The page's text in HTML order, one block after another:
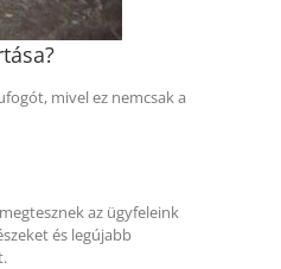
mivel ez nemcsak a
az ügyfeleink
és legújabb